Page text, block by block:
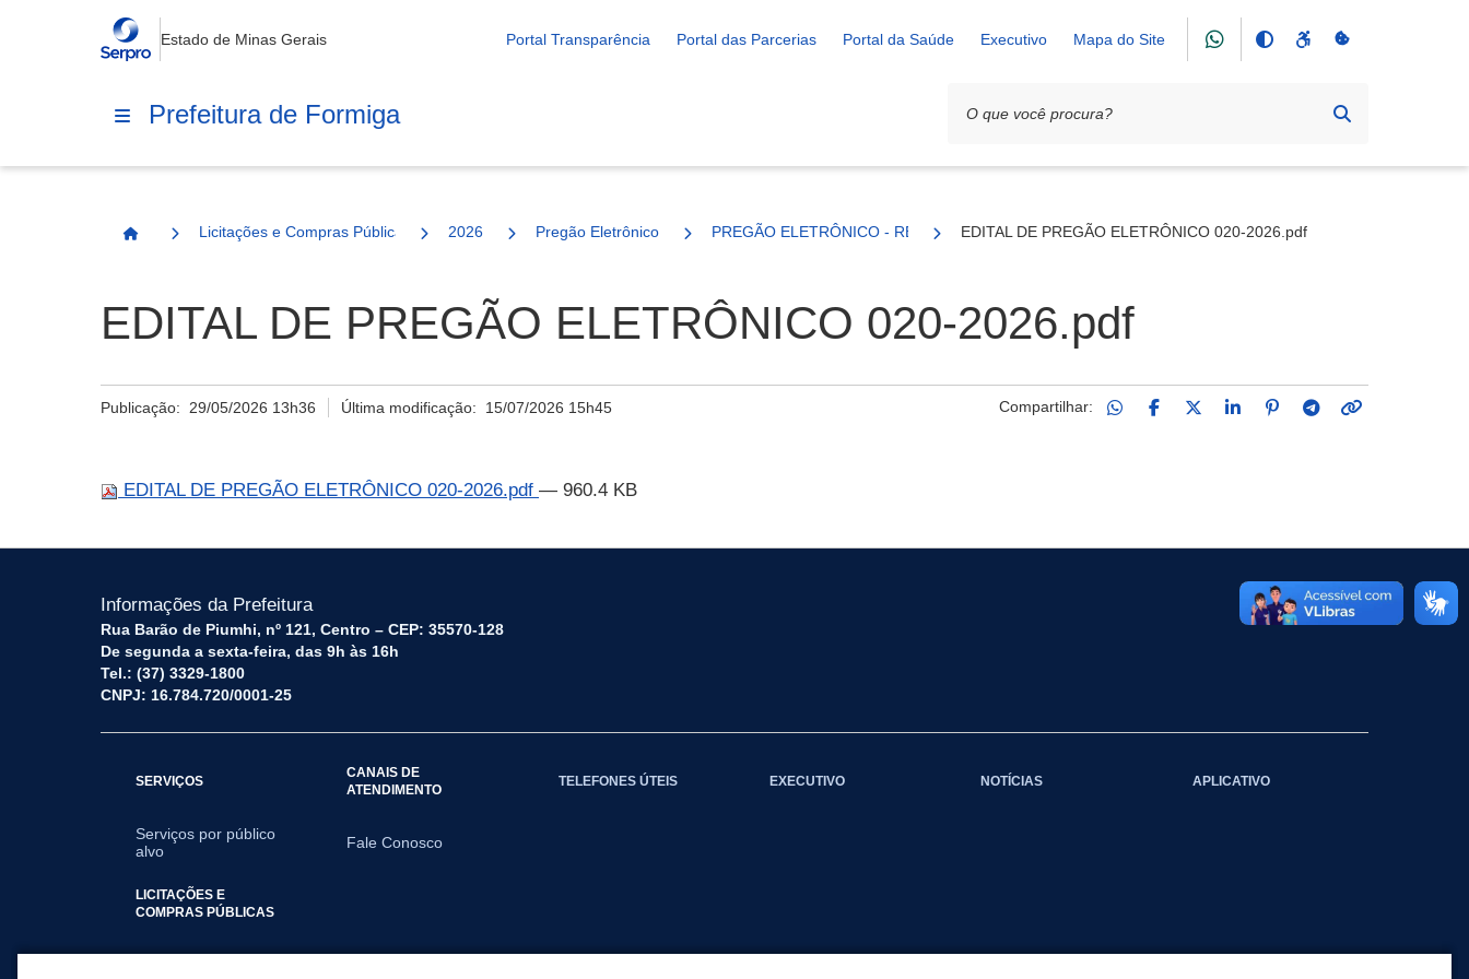
Estado de Minas Gerais Portal Transparência Portal das Parcerias Portal da Saúde Executivo Mapa do Site
Prefeitura de Formiga
Página Inicial
Licitações e Compras Públicas 2026 Pregão Eletrônico PREGÃO ELETRÔNICO - REGISTRO DE PREÇOS Nº 020/2026
EDITAL DE PREGÃO ELETRÔNICO 020-2026.pdf
EDITAL DE PREGÃO ELETRÔNICO 020-2026.pdf
Publicação: 29/05/2026 13h36 Última modificação: 15/07/2026 15h45 Compartilhar:
EDITAL DE PREGÃO ELETRÔNICO 020-2026.pdf — 960.4 KB
Informações da Prefeitura
Rua Barão de Piumhi, nº 121, Centro – CEP: 35570-128
De segunda a sexta-feira, das 9h às 16h
Tel.: (37) 3329-1800
CNPJ: 16.784.720/0001-25
SERVIÇOS
Serviços por público
alvo
CANAIS DE
ATENDIMENTO
Fale Conosco
TELEFONES ÚTEIS EXECUTIVO NOTÍCIAS APLICATIVO
LICITAÇÕES E
COMPRAS PÚBLICAS